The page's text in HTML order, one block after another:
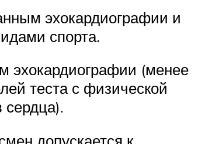
эхокардиографии и
спорта.
эхокардиографии (менее
теста с физической
сердца).